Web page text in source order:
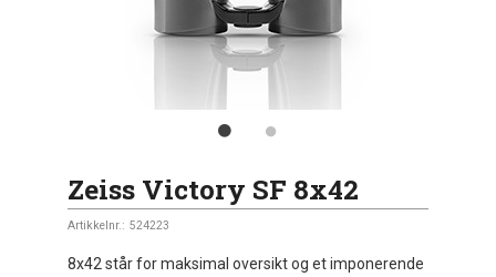
Zeiss Victory SF 8x42
Artikkelnr.: 524223
8x42 står for maksimal oversikt og et imponerende